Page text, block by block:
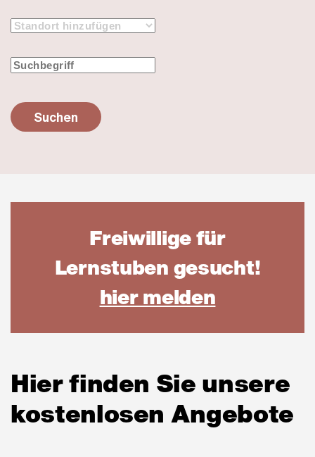
Suchen
Freiwillige für
Lernstuben gesucht!
hier melden(öffnet in
Hier finden Sie unsere
kostenlosen Angebote